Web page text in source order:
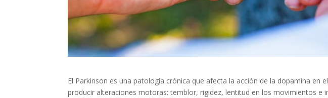
El Parkinson es una patología crónica que afecta la acción de la dopamina en
producir alteraciones motoras: temblor, rigidez, lentitud en los movimientos e